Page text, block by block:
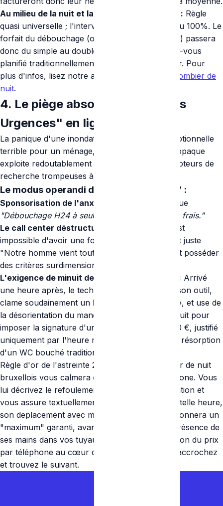
Au milieu de la nuit et la totalité du Dimanche : Règle
quasi universelle ; l'intervention subit la prime du 100%. Le
forfait du débouchage (ou la tarification horaire) passera
donc du simple au double vis-à-vis d'un rendez-vous
planifié traditionnellement un mardi en plein jour. Pour
plus d'infos, lisez notre article sur le
coût du plombier de
nuit.
4. Le piège absolu des "Fausses
Urgences" en ligne
La panique d'une inondation crée une faille émotionnelle
terrible pour un ménage, failles qu'un secteur opaque
exploite redoutablement via les annonces de moteurs de
recherche trompeuses à fort budget.
Le modus operandi des arnaqueurs 24/7 :
Sponsorisation de l'anxiété :
La publicité indique
"Débouchage H24 à seulement 15 € ou 20 € de frais."
Le call center déstructuré :
Au téléphone, il est
impossible d'avoir une fourchette, ils répondent juste
"Notre homme vient tout de suite" et démentent posséder
des critères surdimensionnés.
L'exigence de minuit de l'urgence technique : Arrivé
une heure après, le technicien, pressé, injecte son outil,
clame soudainement un bouchon « titanesque », et use de
la désorientation du manque d’informations la nuit pour
imposer la signature d'un devis arbitraire à 1200 €, justifié
uniquement par l'heure reculée, pour la simple résorption
d'un WC bouché traditionnellement.
Règle d'or de l'astreinte 24/24 : Le vrai plombier de nuit
bruxellois vous calmera en 2 minutes au téléphone. Vous
lui décrivez le refoulement, il valide la configuration et
vous assure textuellement que de telle heure à telle heure,
son deplacement avec majoration 100% vous donnera un
"maximum" garanti, avant toute signature ou présence de
ses mains dans vos tuyaux. Exigez la confirmation du prix
par téléphone au cœur de la nuit. S'il refuse, raccrochez
et trouvez le suivant.